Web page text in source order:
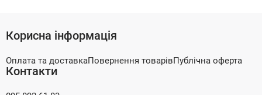
Корисна інформація
Оплата та доставкаПовернення товарівПублічна оферта
Контакти